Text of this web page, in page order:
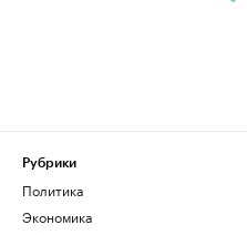
Рубрики
Политика
Экономика